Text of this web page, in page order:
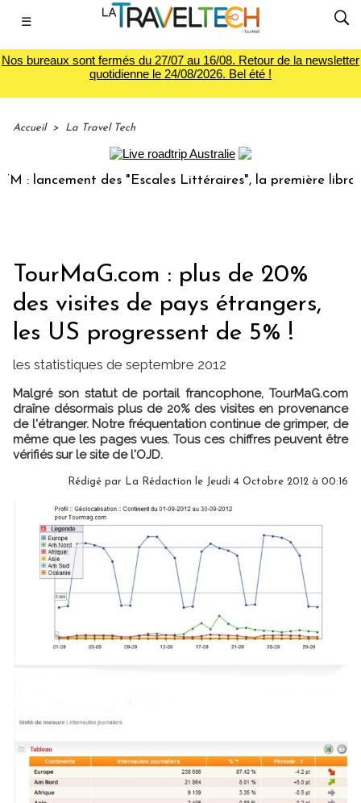
☰
Nos bureaux sont fermés du 27/07 au 16/08. Retour de la newsletter
quotidienne le 24/08/2026. Bel été !
Accueil > La Travel Tech
des "Escales Littéraires", la première librairie
TourMaG.com : plus de 20%
des visites de pays étrangers,
les US progressent de 5% !
les statistiques de septembre 2012
Malgré son statut de portail francophone, TourMaG.com
draîne désormais plus de 20% des visites en provenance
de l'étranger. Notre fréquentation continue de grimper, de
même que les pages vues. Tous ces chiffres peuvent être
vérifiés sur le site de l'OJD.
Rédigé par La Rédaction le Jeudi 4 Octobre 2012 à 00:16